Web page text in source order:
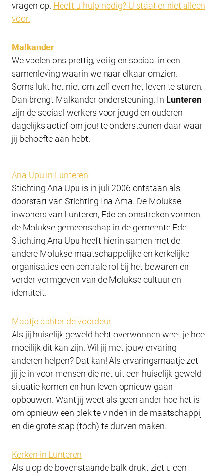
vragen op. Heeft u hulp nodig? U staat er niet alleen
voor.
Malkander
We voelen ons prettig, veilig en sociaal in een
samenleving waarin we naar elkaar omzien.
Soms lukt het niet om zelf even het leven te sturen.
Dan brengt Malkander ondersteuning. In Lunteren
zijn de sociaal werkers voor jeugd en ouderen
dagelijks actief om jou! te ondersteunen daar waar
jij behoefte aan hebt.
Ana Upu in Lunteren
Stichting Ana Upu is in juli 2006 ontstaan als
doorstart van Stichting Ina Ama. De Molukse
inwoners van Lunteren, Ede en omstreken vormen
de Molukse gemeenschap in de gemeente Ede.
Stichting Ana Upu heeft hierin samen met de
andere Molukse maatschappelijke en kerkelijke
organisaties een centrale rol bij het bewaren en
verder vormgeven van de Molukse cultuur en
identiteit.
Maatje achter de voordeur
Als jij huiselijk geweld hebt overwonnen weet je hoe
moeilijk dit kan zijn. Wil jij met jouw ervaring
anderen helpen? Dat kan! Als ervaringsmaatje zet
jij je in voor mensen die net uit een huiselijk geweld
situatie komen en hun leven opnieuw gaan
opbouwen. Want jij weet als geen ander hoe het is
om opnieuw een plek te vinden in de maatschappij
en die grote stap (tóch) te durven maken.
Kerken in Lunteren
Als u op de bovenstaande balk drukt ziet u een